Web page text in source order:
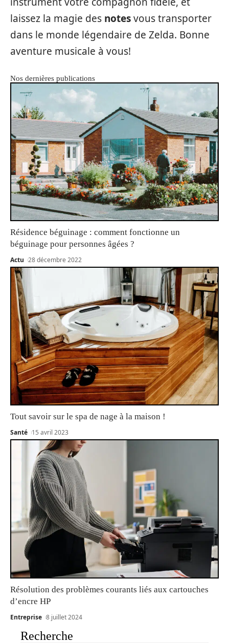
laissez la magie des notesvous transporter
dans le monde légendaire de Zelda. Bonne
aventure musicale à vous!
Nos dernières publications
Résidence béguinage : comment fonctionne un
béguinage pour personnes âgées ?
Actu 28 décembre 2022
Tout savoir sur le spa de nage à la maison !
Santé 15 avril 2023
Résolution des problèmes courants liés aux cartouches
d’encre HP
Entreprise 8 juillet 2024
Recherche